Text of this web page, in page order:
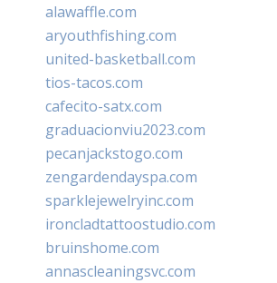
alawaffle.com
aryouthfishing.com
united-basketball.com
tios-tacos.com
cafecito-satx.com
graduacionviu2023.com
pecanjackstogo.com
zengardendayspa.com
sparklejewelryinc.com
ironcladtattoostudio.com
bruinshome.com
annascleaningsvc.com